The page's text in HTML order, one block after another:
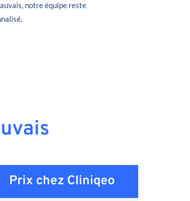
notre équipe reste
Prix chez Cliniqeo